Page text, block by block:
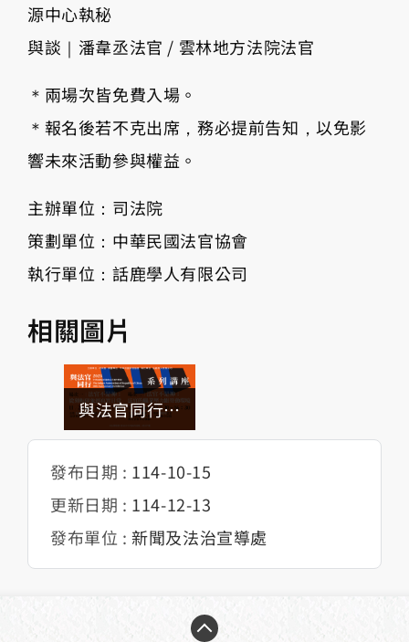
源中心執秘
與談｜潘韋丞法官 / 雲林地方法院法官
＊兩場次皆免費入場。
＊報名後若不克出席，務必提前告知，以免影
響未來活動參與權益。
主辦單位：司法院
策劃單位：中華民國法官協會
執行單位：話鹿學人有限公司
相關圖片
與法官同行講
座
發布日期 : 114-10-15
更新日期 : 114-12-13
發布單位 :新聞及法治宣導處